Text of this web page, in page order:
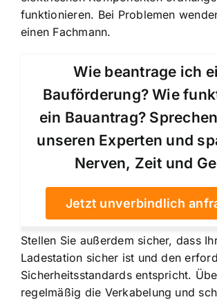
funktionieren. Bei Problemen
einen Fachmann.
Wie beantrage ich
Bauförderung? Wie
ein Bauantrag?
unseren Experten und
Nerven, Zeit und
Jetzt unverbindlich
Stellen Sie außerdem sicher, dass
Ladestation sicher ist und den
Sicherheitsstandards entspricht.
regelmäßig die Verkabelung und